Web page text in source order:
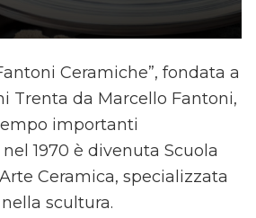
Ceramiche”, fondata a
Trenta da Marcello Fantoni,
importanti
1970 è divenuta Scuola
Ceramica, specializzata
scultura.